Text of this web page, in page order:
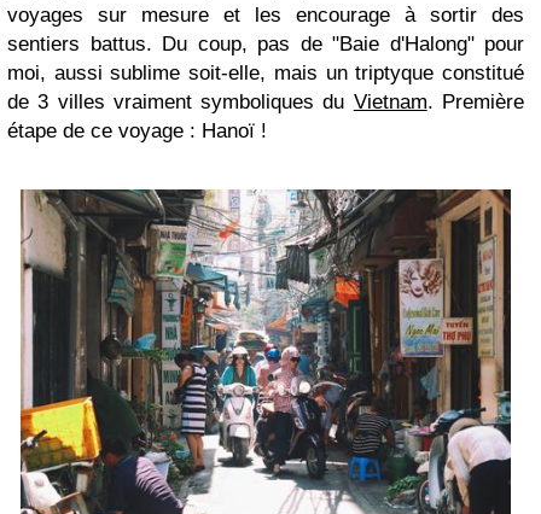
voyages sur mesure et les encourage à sortir des
sentiers battus. Du coup, pas de "Baie d'Halong" pour
moi, aussi sublime soit-elle, mais un triptyque constitué
de 3 villes vraiment symboliques du Vietnam. Première
étape de ce voyage : Hanoï !